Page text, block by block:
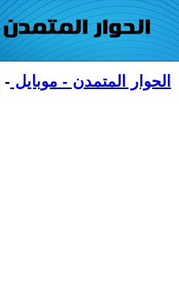
الحوار المتمدن - موبايل -